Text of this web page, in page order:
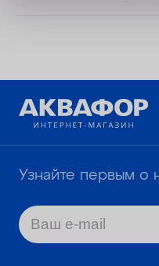
Узнайте первым о